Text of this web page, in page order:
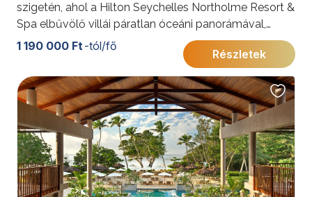
szigetén, ahol a Hilton Seychelles Northolme Resort &
Spa elbűvölő villái páratlan óceáni panorámával,
exkluzív éttermekkel és eldugott tengerparttal várják
a nászutasokat és a pihenésre vágyókat!
1 190 000 Ft-tól/fő
Részletek